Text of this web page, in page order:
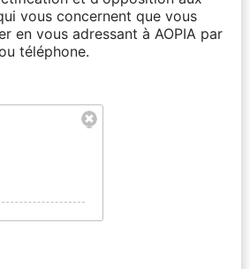
vous concernent que vous
en vous adressant à AOPIA par
téléphone.